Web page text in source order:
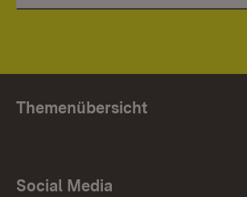
Themenübersicht
Social Media